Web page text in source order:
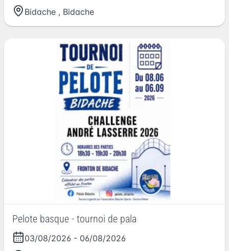
Bidache , Bidache
Pelote basque - tournoi de pala
03/08/2026 - 06/08/2026